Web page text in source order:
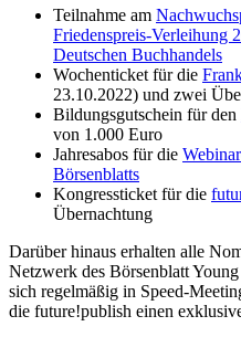
Teilnahme am
Friedenspreis-Verleihung
Deutschen Buchhandels
Wochenticket für die
23.10.2022) und zwei
Bildungsgutschein für den
von 1.000 Euro
Jahresabos für die
Börsenblatts
Kongressticket für die
Übernachtung
Darüber hinaus erhalten alle
Netzwerk des Börsenblatt
sich regelmäßig in Speed-
die future!publish einen